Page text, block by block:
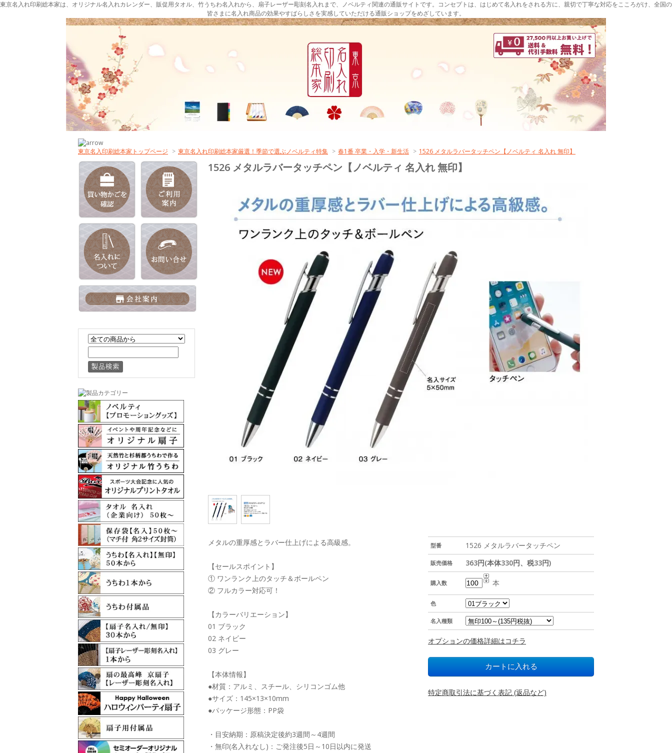
東京名入れ印刷総本家は、オリジナル名入れカレンダー、販促用タオル、竹うちわ名入れから、扇子レーザー彫刻名入れまで、ノベルティ関連の通販サイトです。コンセプトは、はじめて名入れをされる方に、親切で丁寧な対応をこころがけ、全国の
皆さまに名入れ商品の効果やすばらしさを実感していただける通販ショップをめざしています。
東京名入印刷総本家トップページ > 東京名入れ印刷総本家厳選！季節で選ぶノベルティ特集 > 春1番 卒業・入学・新生活 > 1526 メタルラバータッチペン【ノベルティ 名入れ 無印】
1526 メタルラバータッチペン【ノベルティ 名入れ 無印】
型番 1526 メタルラバータッチペン
販売価格 363円(本体330円、税33円)
購入数 本
色
名入種類
オプションの価格詳細はコチラ
特定商取引法に基づく表記 (返品など)
メタルの重厚感とラバー仕上げによる高級感。
【セールスポイント】
① ワンランク上のタッチ＆ボールペン
② フルカラー対応可！
【カラーバリエーション】
01 ブラック
02 ネイビー
03 グレー
【本体情報】
●材質：アルミ、スチール、シリコンゴム他
●サイズ：145×13×10mm
●パッケージ形態：PP袋
・目安納期：原稿決定後約3週間～4週間
・無印(名入れなし)：ご発注後5日～10日以内に発送